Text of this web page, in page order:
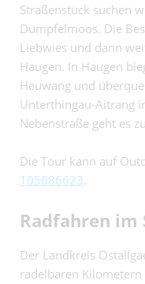
Straßenstück suchen
Dümpfelmoos. Die
Liebwies und dann
Haugen. In Haugen
Heuwang und
Unterthingau-Aitrang
Nebenstraße geht es
Die Tour kann auf
105086623.
Radfahren im
Der Landkreis
radelbaren Kilometern